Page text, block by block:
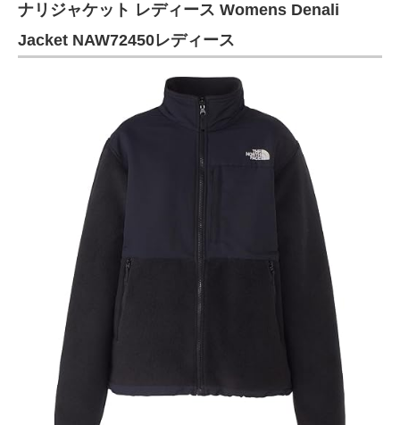
ナリジャケット レディース Womens Denali
Jacket NAW72450レディース